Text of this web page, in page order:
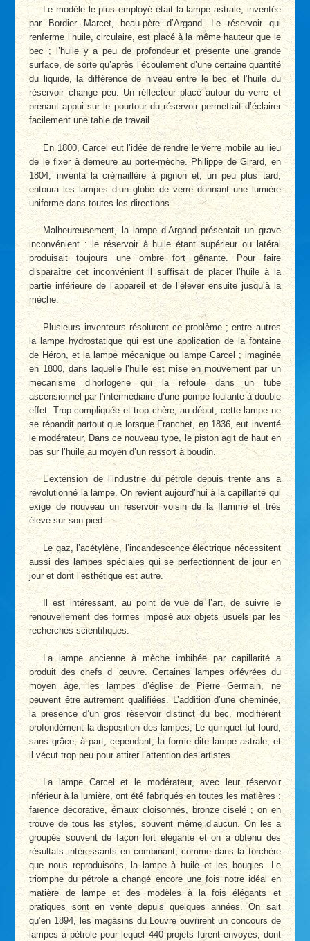
Le modèle le plus employé était la lampe astrale, inventée
par Bordier Marcet, beau-père d’Argand. Le réservoir qui
renferme l’huile, circulaire, est placé à la même hauteur que le
bec ; l’huile y a peu de profondeur et présente une grande
surface, de sorte qu’après l’écoulement d’une certaine quantité
du liquide, la différence de niveau entre le bec et l’huile du
réservoir change peu. Un réflecteur placé autour du verre et
prenant appui sur le pourtour du réservoir permettait d’éclairer
facilement une table de travail.
En 1800, Carcel eut l’idée de rendre le verre mobile au lieu
de le fixer à demeure au porte-mèche. Philippe de Girard, en
1804, inventa la crémaillère à pignon et, un peu plus tard,
entoura les lampes d’un globe de verre donnant une lumière
uniforme dans toutes les directions.
Malheureusement, la lampe d’Argand présentait un grave
inconvénient : le réservoir à huile étant supérieur ou latéral
produisait toujours une ombre fort gênante. Pour faire
disparaître cet inconvénient il suffisait de placer l’huile à la
partie inférieure de l’appareil et de l’élever ensuite jusqu’à la
mèche.
Plusieurs inventeurs résolurent ce problème ; entre autres
la lampe hydrostatique qui est une application de la fontaine
de Héron, et la lampe mécanique ou lampe Carcel ; imaginée
en 1800, dans laquelle l’huile est mise en mouvement par un
mécanisme d’horlogerie qui la refoule dans un tube
ascensionnel par l’intermédiaire d’une pompe foulante à double
effet. Trop compliquée et trop chère, au début, cette lampe ne
se répandit partout que lorsque Franchet, en 1836, eut inventé
le modérateur, Dans ce nouveau type, le piston agit de haut en
bas sur l’huile au moyen d’un ressort à boudin.
L’extension de l’industrie du pétrole depuis trente ans a
révolutionné la lampe. On revient aujourd’hui à la capillarité qui
exige de nouveau un réservoir voisin de la flamme et très
élevé sur son pied.
Le gaz, l’acétylène, l’incandescence électrique nécessitent
aussi des lampes spéciales qui se perfectionnent de jour en
jour et dont l’esthétique est autre.
Il est intéressant, au point de vue de l’art, de suivre le
renouvellement des formes imposé aux objets usuels par les
recherches scientifiques.
La lampe ancienne à mèche imbibée par capillarité a
produit des chefs d ’œuvre. Certaines lampes orfévrées du
moyen âge, les lampes d’église de Pierre Germain, ne
peuvent être autrement qualifiées. L’addition d’une cheminée,
la présence d’un gros réservoir distinct du bec, modifièrent
profondément la disposition des lampes, Le quinquet fut lourd,
sans grâce, à part, cependant, la forme dite lampe astrale, et
il vécut trop peu pour attirer l’attention des artistes.
La lampe Carcel et le modérateur, avec leur réservoir
inférieur à la lumière, ont été fabriqués en toutes les matières :
faïence décorative, émaux cloisonnés, bronze ciselé ; on en
trouve de tous les styles, souvent même d’aucun. On les a
groupés souvent de façon fort élégante et on a obtenu des
résultats intéressants en combinant, comme dans la torchère
que nous reproduisons, la lampe à huile et les bougies. Le
triomphe du pétrole a changé encore une fois notre idéal en
matière de lampe et des modèles à la fois élégants et
pratiques sont en vente depuis quelques années. On sait
qu’en 1894, les magasins du Louvre ouvrirent un concours de
lampes à pétrole pour lequel 440 projets furent envoyés, dont